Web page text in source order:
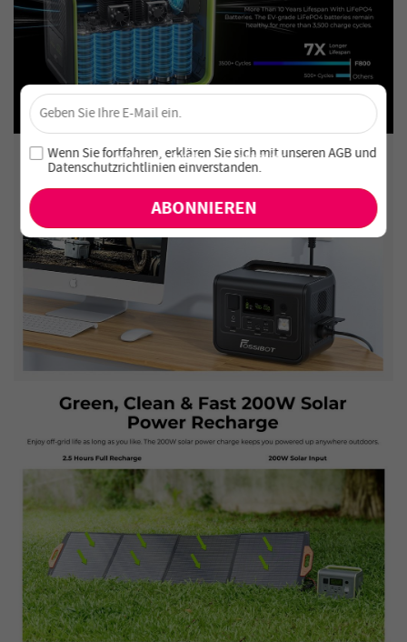
Sichere dir 4 % Rabatt – Jetzt abonnieren!
Melde dich für unseren Newsletter an und verpasse keine
exklusiven Angebote und Neuheiten!
×
Wenn Sie fortfahren, erklären Sie sich mit unserenAGBund
Datenschutzrichtlinien einverstanden.